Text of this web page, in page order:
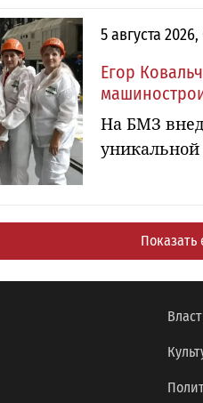
5 августа
Егор
На БМЗ
уникальной
Показать